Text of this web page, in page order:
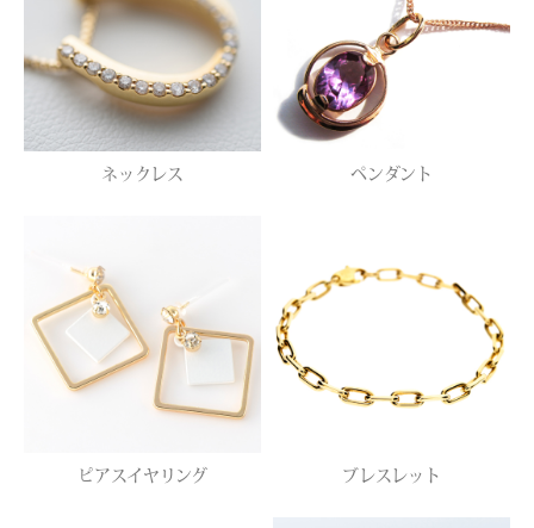
ネックレス ペンダント
ピアスイヤリング ブレスレット